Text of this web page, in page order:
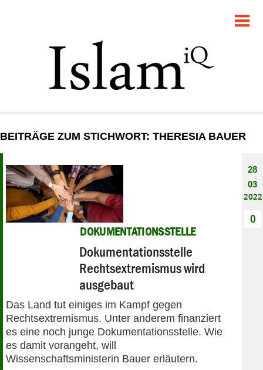
GESELLSCHAFT
STARTSEITE
DEBATTE
PANORAMA
BEITRÄGE ZUM STICHWORT: THERESIA BAUER
DOKUMENTATIONSSTELLE
Dokumentationsstelle
Rechtsextremismus wird
ausgebaut
Das Land tut einiges im Kampf gegen
Rechtsextremismus. Unter anderem finanziert
es eine noch junge Dokumentationsstelle. Wie
es damit vorangeht, will
Wissenschaftsministerin Bauer erläutern.
28
03
2022
0